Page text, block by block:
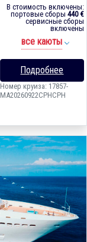
В стоимость включены:
портовые сборы 440 €
сервисные сборы
включены
все каюты
Подробнее
Номер круиза: 17857-
MA20260922CPHCPH